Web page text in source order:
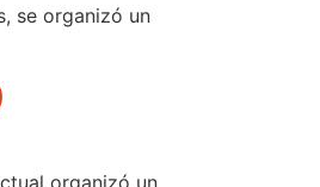
se organizó un